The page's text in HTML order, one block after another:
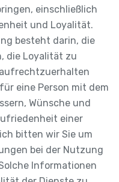
einschließlich
und Loyalität.
besteht darin, die
die Loyalität zu
eine Person mit dem
Wünsche und
einer
bitten wir Sie um
bei der Nutzung
Informationen